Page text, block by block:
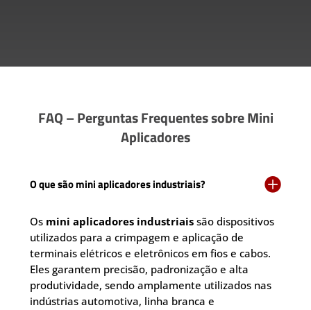
FAQ – Perguntas Frequentes sobre Mini
Aplicadores
O que são mini aplicadores industriais? 
Os mini aplicadores industriais são dispositivos
utilizados para a crimpagem e aplicação de
terminais elétricos e eletrônicos em fios e cabos.
Eles garantem precisão, padronização e alta
produtividade, sendo amplamente utilizados nas
indústrias automotiva, linha branca e